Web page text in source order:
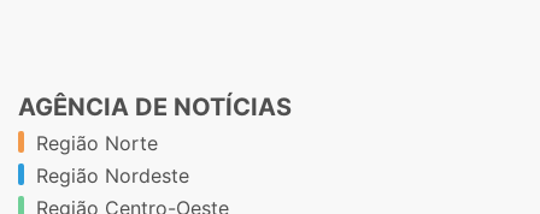
AGÊNCIA DE NOTÍCIAS
Região Norte
Região Nordeste
Região Centro-Oeste